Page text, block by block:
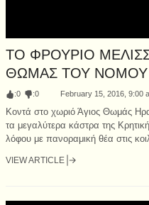
ΤΟ ΦΡΟΥΡΙΟ
ΘΩΜΑΣ ΤΟΥ ΝΟΜΟΥ
:0 :0 February 15, 2016, 9:00
Κοντά στο χωριό Άγιος Θωμάς
τα μεγαλύτερα κάστρα της
λόφου με πανοραμική θέα στις
VIEW ARTICLE